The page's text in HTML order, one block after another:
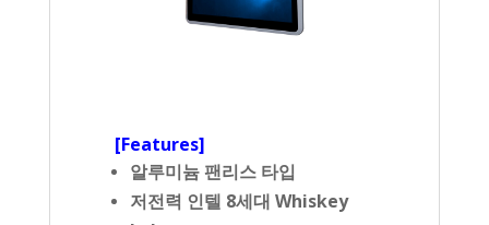
[Features]
알루미늄 팬리스 타입
저전력 인텔 8세대Whiskey